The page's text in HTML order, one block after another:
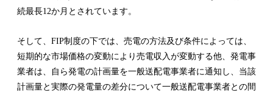
続最長12か月とされています。
そして、FIP制度の下では、売電の方法及び条件によっては、
短期的な市場価格の変動により売電収入が変動する他、発電事
業者は、自ら発電の計画量を一般送配電事業者に通知し、当該
計画量と実際の発電量の差分について一般送配電事業者との間